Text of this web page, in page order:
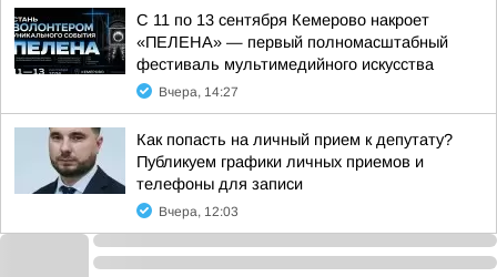
С 11 по 13 сентября Кемерово накроет
«ПЕЛЕНА» — первый полномасштабный
фестиваль мультимедийного искусства
Вчера, 14:27
Как попасть на личный прием к депутату?
Публикуем графики личных приемов и
телефоны для записи
Вчера, 12:03